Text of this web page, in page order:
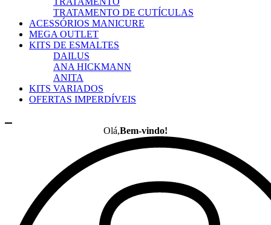
TRATAMENTO DE CUTÍCULAS
ACESSÓRIOS MANICURE
MEGA OUTLET
KITS DE ESMALTES
DAILUS
ANA HICKMANN
ANITA
KITS VARIADOS
OFERTAS IMPERDÍVEIS
Olá,Bem-vindo!